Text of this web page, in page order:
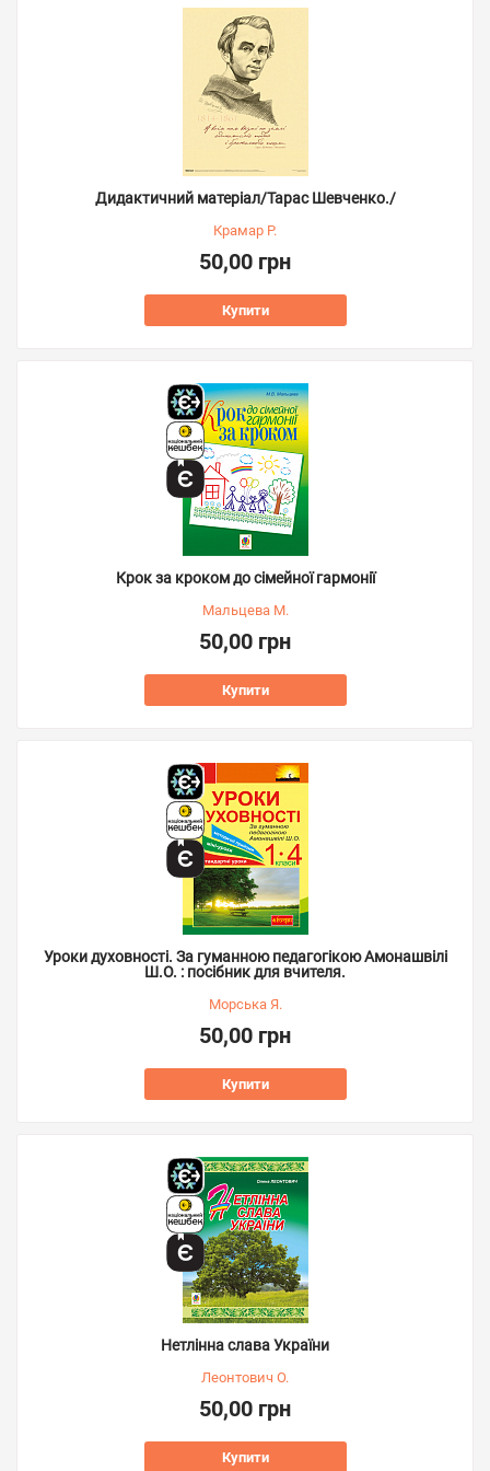
Дидактичний матеріал/Тарас Шевченко./
Крамар Р.
50,00 грн
Купити
Крок за кроком до сімейної гармонії
Мальцева М.
50,00 грн
Купити
Уроки духовності. За гуманною педагогікою Амонашвілі
Ш.О. : посібник для вчителя.
Морська Я.
50,00 грн
Купити
Нетлінна слава України
Леонтович О.
50,00 грн
Купити